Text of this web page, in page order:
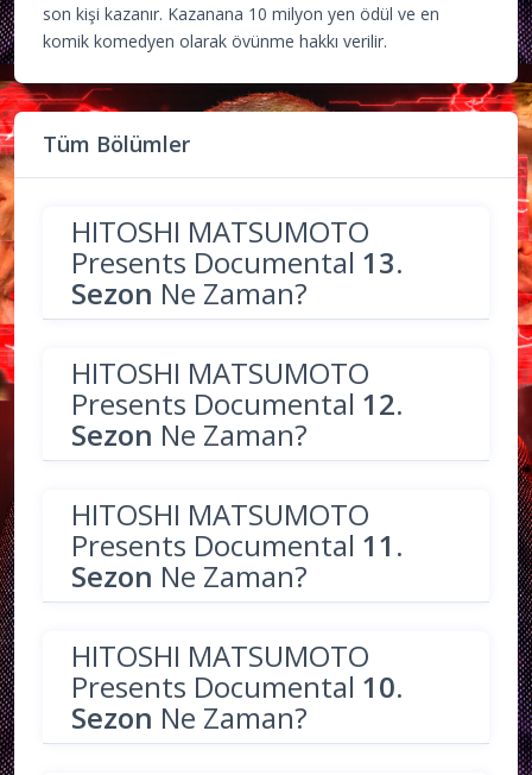
son kişi kazanır. Kazanana 10 milyon yen ödül ve en
komik komedyen olarak övünme hakkı verilir.
Tüm Bölümler
HITOSHI MATSUMOTO
Presents Documental 13.
Sezon Ne Zaman?
HITOSHI MATSUMOTO
Presents Documental 12.
Sezon Ne Zaman?
HITOSHI MATSUMOTO
Presents Documental 11.
Sezon Ne Zaman?
HITOSHI MATSUMOTO
Presents Documental 10.
Sezon Ne Zaman?